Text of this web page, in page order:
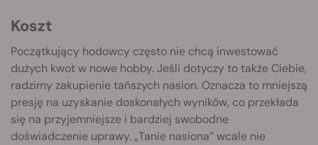
Koszt
Początkujący hodowcy często nie chcą inwestować
dużych kwot w nowe hobby. Jeśli dotyczy to także Ciebie,
radzimy zakupienie tańszych nasion. Oznacza to mniejszą
presję na uzyskanie doskonałych wyników, co przekłada
się na przyjemniejsze i bardziej swobodne
doświadczenie uprawy. „Tanie nasiona” wcale nie